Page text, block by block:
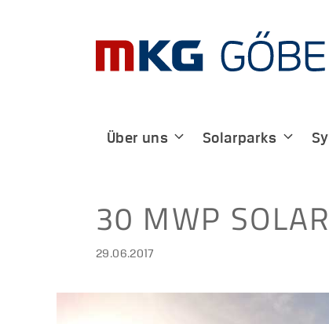
Über uns Solarparks
30 MWP
29.06.2017